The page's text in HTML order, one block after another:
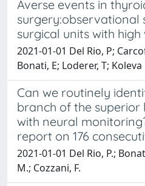
Averse events in
surgery:observational
surgical units with
2021-01-01 Del Rio, P;
Bonati, E; Loderer, T;
Can we routinely
branch of the
with neural
report on 176
2021-01-01 Del Rio, P.;
M.; Cozzani, F.